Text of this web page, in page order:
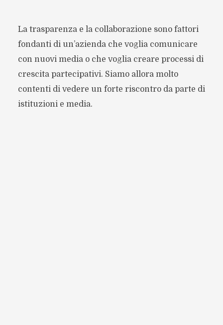
La trasparenza e la collaborazione sono fattori
fondanti di un’azienda che voglia comunicare
con nuovi media o che voglia creare processi di
crescita partecipativi. Siamo allora molto
contenti di vedere un forte riscontro da parte di
istituzioni e media.